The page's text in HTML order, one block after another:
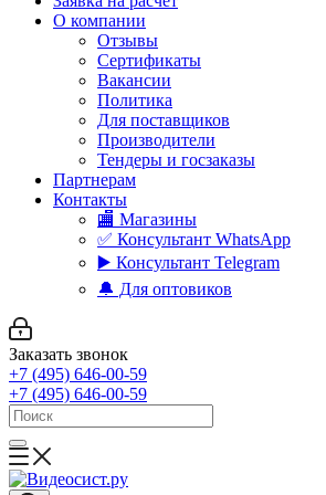
О компании
Отзывы
Сертификаты
Вакансии
Политика
Для поставщиков
Производители
Тендеры и госзаказы
Партнерам
Контакты
🏬 Магазины
✅️ Консультант WhatsApp
▶️ Консультант Telegram
🔔 Для оптовиков
Заказать звонок
+7 (495) 646-00-59
+7 (495) 646-00-59